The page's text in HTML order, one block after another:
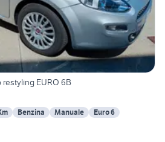
restyling EURO 6B
Benzina Manuale Euro 6